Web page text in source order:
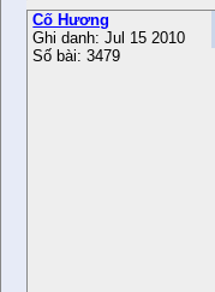
Cố Hương
Ghi danh: Jul 15 2010
Số bài: 3479